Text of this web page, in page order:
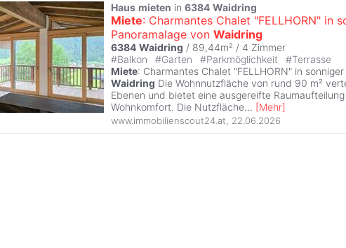
Haus mieten in 6384 Waidring
Miete: Charmantes Chalet "FELLHORN" in
Panoramalage von Waidring
6384 Waidring / 89,44m² / 4 Zimmer
#Balkon #Garten #Parkmöglichkeit #Terrasse
Miete: Charmantes Chalet "FELLHORN" in
Waidring Die Wohnnutzfläche von rund 90 m²
Ebenen und bietet eine ausgereifte
Wohnkomfort. Die Nutzfläche... [Mehr]
www.immobilienscout24.at 22.06.2026